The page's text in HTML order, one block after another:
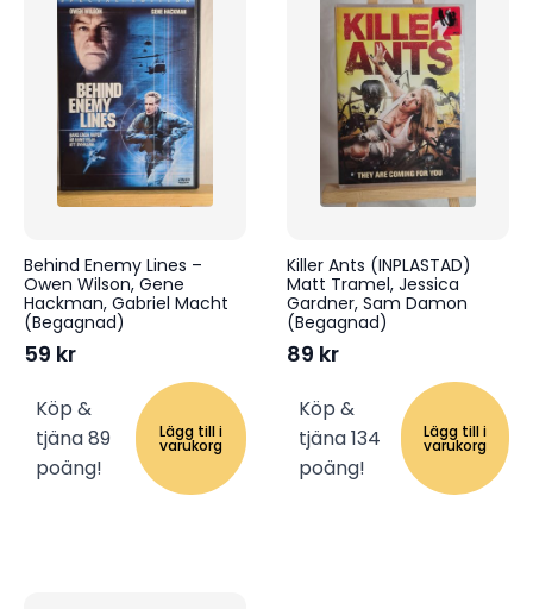
Behind Enemy Lines –
Owen Wilson, Gene
Hackman, Gabriel Macht
(Begagnad)
59 kr
Köp &
tjäna 89
poäng!
Lägg till i
varukorg
Killer Ants (INPLASTAD)
Matt Tramel, Jessica
Gardner, Sam Damon
(Begagnad)
89 kr
Köp &
tjäna 134
poäng!
Lägg till i
varukorg